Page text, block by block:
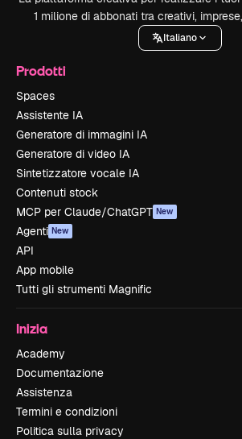
1 milione di abbonati tra creativi,
Italiano
Prodotti
Spaces
Assistente IA
Generatore di immagini IA
Generatore di video IA
Sintetizzatore vocale IA
Contenuti stock
MCP per Claude/ChatGPT New
Agenti New
API
App mobile
Tutti gli strumenti Magnific
Inizia
Academy
Documentazione
Assistenza
Termini e condizioni
Politica sulla privacy